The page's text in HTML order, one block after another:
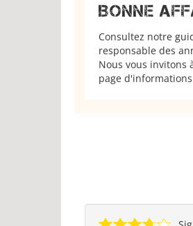
BONNE
Consultez notre
responsable des
Nous vous invitons
page